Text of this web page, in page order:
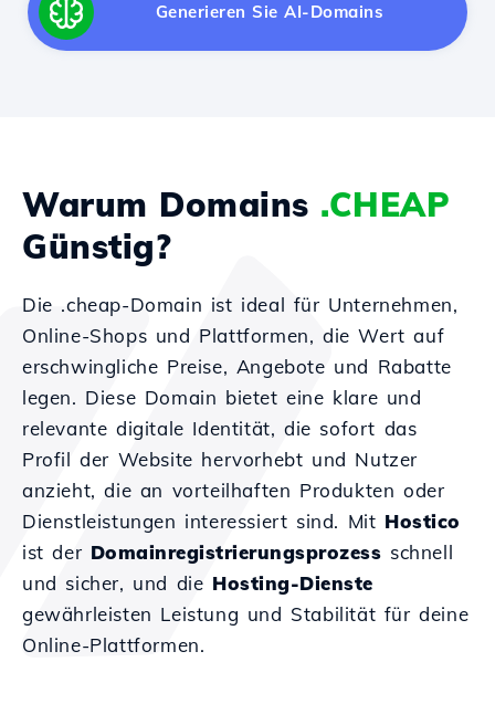
Generieren Sie AI-Domains
Warum Domains .CHEAP
Günstig?
Die .cheap-Domain ist ideal für Unternehmen,
Online-Shops und Plattformen, die Wert auf
erschwingliche Preise, Angebote und Rabatte
legen. Diese Domain bietet eine klare und
relevante digitale Identität, die sofort das
Profil der Website hervorhebt und Nutzer
anzieht, die an vorteilhaften Produkten oder
Dienstleistungen interessiert sind. Mit Hostico
ist der Domainregistrierungsprozess schnell
und sicher, und die Hosting-Dienste
gewährleisten Leistung und Stabilität für deine
Online-Plattformen.